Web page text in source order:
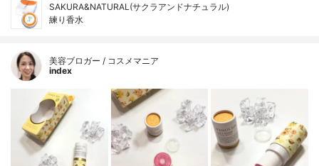
SAKURA&NATURAL(サクラアンドナチュラル)
練り香水
美容ブロガー / コスメマニア
index